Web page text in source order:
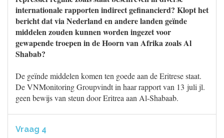
internationale rapporten indirect gefinancierd? Klopt het
bericht dat via Nederland en andere landen geïnde
middelen zouden kunnen worden ingezet voor
gewapende troepen in de Hoorn van Afrika zoals Al
Shabab?
De geïnde middelen komen ten goede aan de Eritrese staat.
De VNMonitoring Groupvindt in haar rapport van 13 juli jl.
geen bewijs van steun door Eritrea aan Al-Shabaab.
Vraag 4